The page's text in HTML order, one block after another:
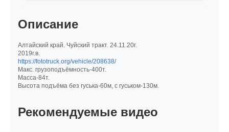
Описание
Алтайский край. Чуйский тракт. 24.11.20г.
2019г.в.
https://fototruck.org/vehicle/208638/
Макс. грузоподъёмность-400т.
Масса-84т.
Высота подъёма без гуська-60м, с гуськом-130м.
Рекомендуемые видео